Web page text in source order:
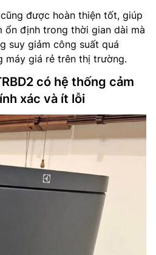
được hoàn thiện tốt, giúp
ổn định trong thời gian dài mà
suy giảm công suất quá
máy giá rẻ trên thị trường.
có hệ thống cảm
xác và ít lỗi